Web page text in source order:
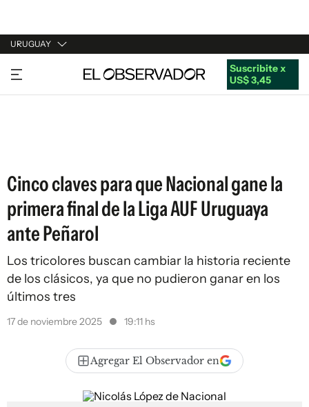
URUGUAY
URUGUAY
ARGENTINA
Suscribite x
US$ 3,45
Cinco claves para que Nacional gane la
primera final de la Liga AUF Uruguaya
ante Peñarol
Los tricolores buscan cambiar la historia reciente
de los clásicos, ya que no pudieron ganar en los
últimos tres
17 de noviembre 2025 19:11 hs
Agregar El Observador en